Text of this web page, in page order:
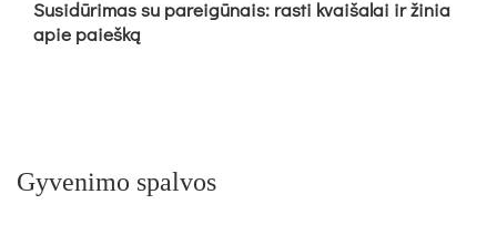
Su­si­dū­ri­mas su pa­rei­gū­nais: ras­ti kvai­ša­lai ir ži­nia
apie paieš­ką
Gyvenimo spalvos